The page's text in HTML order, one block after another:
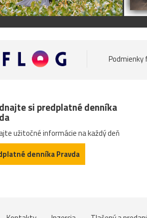
Podmienky
si predplatné denníka
užitočné informácie na každý deň
denníka Pravda